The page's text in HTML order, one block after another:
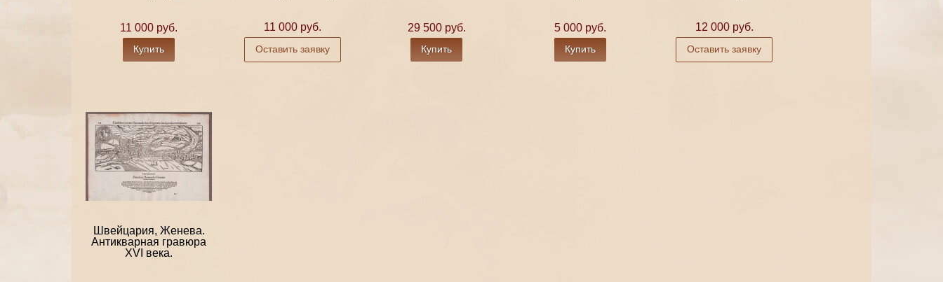
11 000 руб.
Купить
11 000 руб.
Оставить заявку
29 500 руб.
Купить
5 000 руб.
Купить
12 000 руб.
Оставить заявку
Швейцария, Женева.
Антикварная гравюра
XVI века.